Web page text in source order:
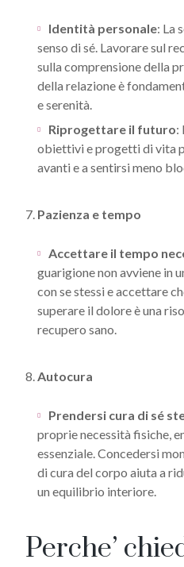
Identità personale: La
senso di sé. Lavorare sul
sulla comprensione della
della relazione è
e serenità.
Riprogettare il futuro:
obiettivi e progetti di vita
avanti e a sentirsi meno
7. Pazienza e tempo
Accettare il tempo
guarigione non avviene in
con se stessi e accettare
superare il dolore è una
recupero sano.
8.Autocura
Prendersi cura di sé
proprie necessità fisiche,
essenziale. Concedersi
di cura del corpo aiuta a
un equilibrio interiore.
Perche’